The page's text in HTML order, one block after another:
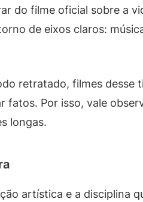
do filme oficial sobre a
de eixos claros:
retratado, filmes desse
fatos. Por isso, vale
longas.
artística e a disciplina